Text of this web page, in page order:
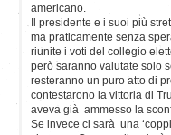
americano.
Il presidente e i suoi più
ma praticamente senza
riunite i voti del collegio
però saranno valutate solo
resteranno un puro atto di
contestarono la vittoria di
aveva già ammesso la
Se invece ci sarà una